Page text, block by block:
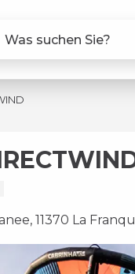
11370 La